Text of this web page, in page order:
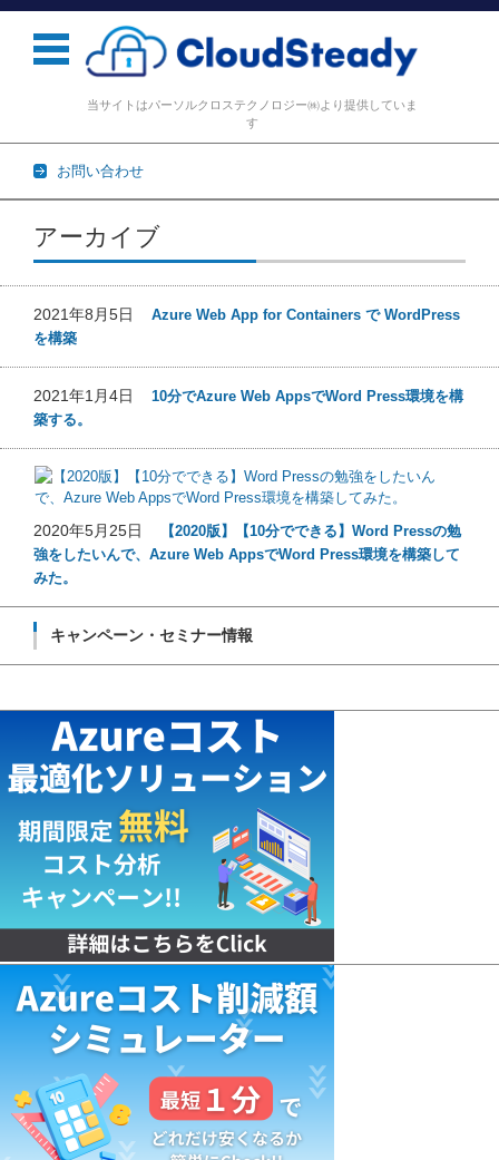
当サイトはパーソルクロステクノロジー㈱より提供していま
す
お問い合わせ
コンテンツに移動
アーカイブ
2021年8月5日 Azure Web App for Containers で WordPress
を構築
2021年1月4日 10分でAzure Web AppsでWord Press環境を構
築する。
2020年5月25日
【2020版】【10分でできる】Word Pressの勉
強をしたいんで、Azure Web AppsでWord Press環境を構築して
みた。
キャンペーン・セミナー情報